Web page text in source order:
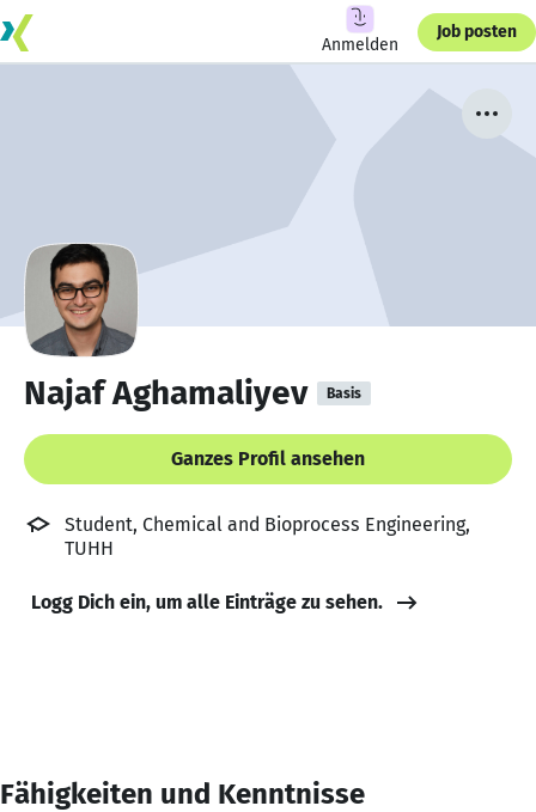
Anmelden
Job posten
Najaf Aghamaliyev Basis
Ganzes Profil ansehen
Student, Chemical and Bioprocess Engineering,
TUHH
Logg Dich ein, um alle Einträge zu sehen.
Fähigkeiten und Kenntnisse